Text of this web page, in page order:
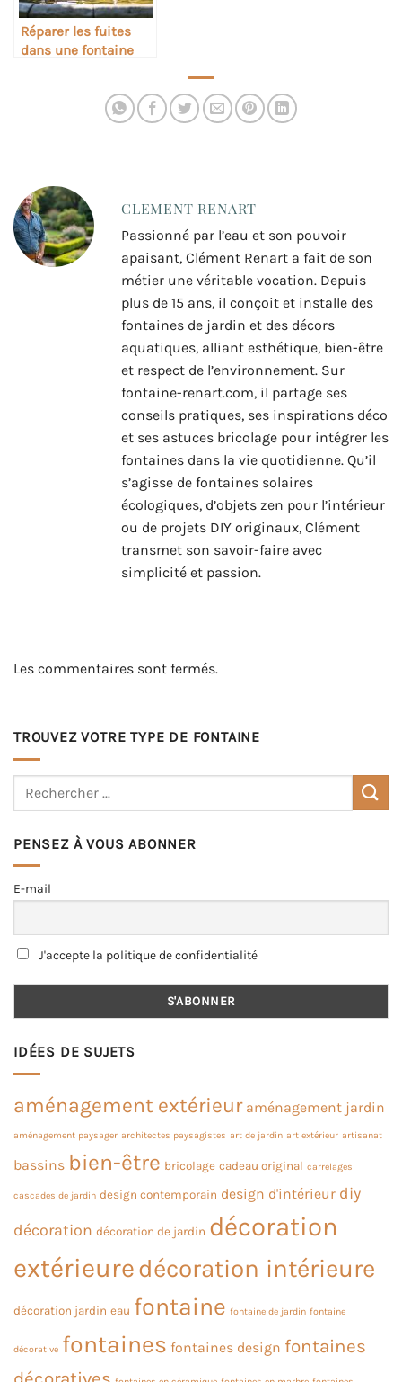
Réparer les fuites
dans une fontaine
CLEMENT RENART
Passionné par l’eau et son pouvoir
apaisant, Clément Renart a fait de son
métier une véritable vocation. Depuis
plus de 15 ans, il conçoit et installe des
fontaines de jardin et des décors
aquatiques, alliant esthétique, bien-être
et respect de l’environnement. Sur
fontaine-renart.com, il partage ses
conseils pratiques, ses inspirations déco
et ses astuces bricolage pour intégrer les
fontaines dans la vie quotidienne. Qu’il
s’agisse de fontaines solaires
écologiques, d’objets zen pour l’intérieur
ou de projets DIY originaux, Clément
transmet son savoir-faire avec
simplicité et passion.
Les commentaires sont fermés.
TROUVEZ VOTRE TYPE DE FONTAINE
PENSEZ À VOUS ABONNER
E-mail
J'accepte la politique de confidentialité
IDÉES DE SUJETS
aménagement extérieur aménagement jardin
aménagement paysager architectes paysagistes art de jardin art extérieur artisanat
bassins bien-être bricolage cadeau original carrelages
cascades de jardin design contemporain design d'intérieur diy
décoration décoration de jardin décoration
extérieuredécoration intérieure
décoration jardin eau fontaine fontaine de jardin fontaine
décorative fontaines fontaines design fontaines